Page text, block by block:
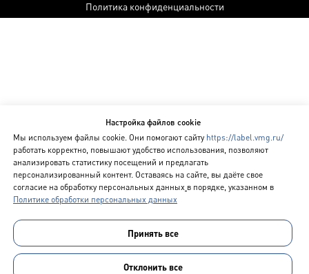
Политика конфиденциальности
Настройка файлов cookie
Мы используем файлы cookie. Они помогают сайту https://label.vmg.ru/
работать корректно, повышают удобство использования, позволяют
анализировать статистику посещений и предлагать
персонализированный контент. Оставаясь на сайте, вы даёте свое
согласие на обработку персональных данных в порядке, указанном в
Политике обработки персональных данных
Принять все
Отклонить все